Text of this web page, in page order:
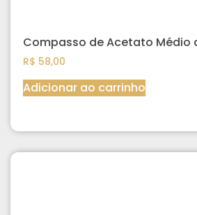
Compasso de Acetato Médio
R$ 58,00
Adicionar ao carrinho